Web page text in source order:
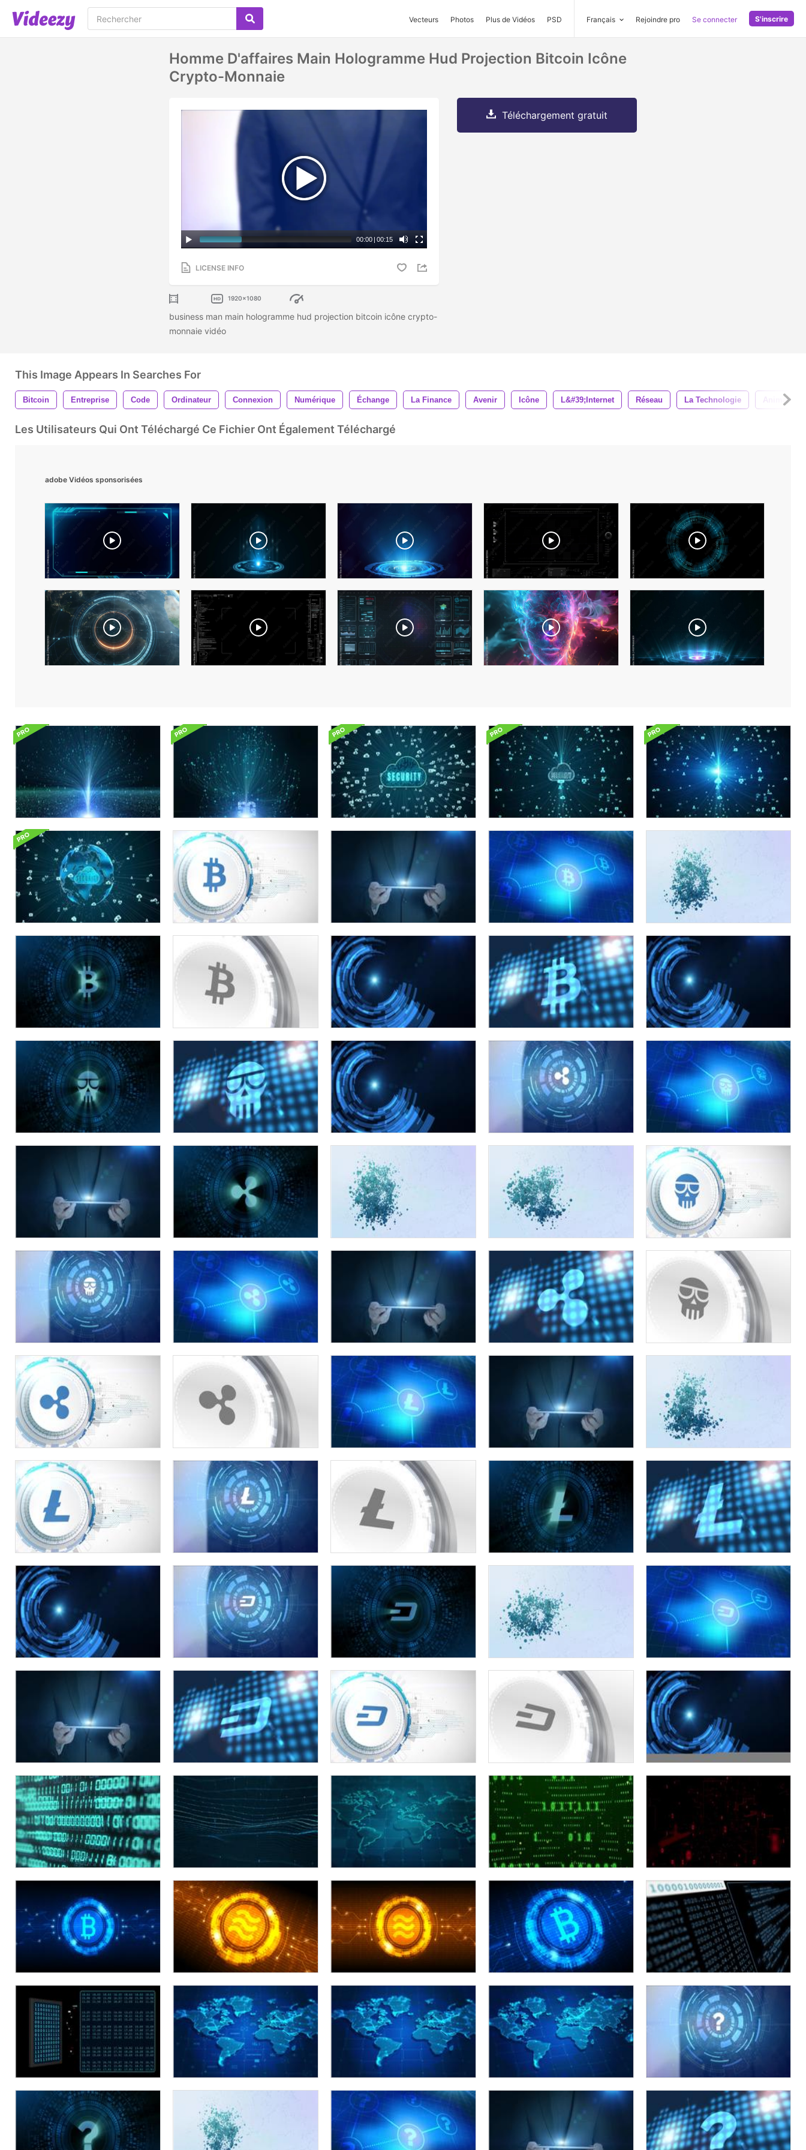
Vecteurs Photos Plus de Vidéos PSD Français Rejoindre pro Se connecter S'inscrire
Homme D'affaires Main Hologramme Hud Projection Bitcoin Icône
Crypto-Monnaie
00:00 | 00:15
LICENSE INFO
1920x1080
business man main hologramme hud projection bitcoin icône crypto-
monnaie vidéo
Téléchargement gratuit
This Image Appears In Searches For
Bitcoin Entreprise Code Ordinateur Connexion Numérique Échange La Finance Avenir Icône L&#39;internet Réseau La Technologie Animation
Les Utilisateurs Qui Ont Téléchargé Ce Fichier Ont Également Téléchargé
adobe Vidéos sponsorisées